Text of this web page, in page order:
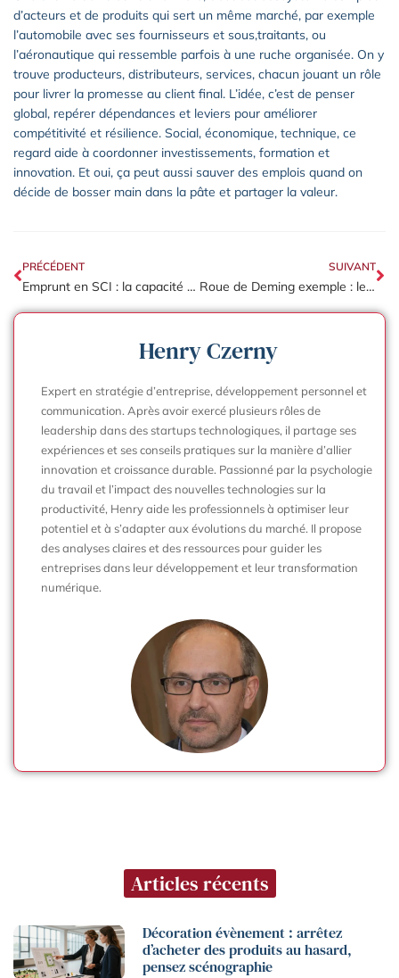
d’acteurs et de produits qui sert un même marché, par exemple
l’automobile avec ses fournisseurs et sous,traitants, ou
l’aéronautique qui ressemble parfois à une ruche organisée. On y
trouve producteurs, distributeurs, services, chacun jouant un rôle
pour livrer la promesse au client final. L’idée, c’est de penser
global, repérer dépendances et leviers pour améliorer
compétitivité et résilience. Social, économique, technique, ce
regard aide à coordonner investissements, formation et
innovation. Et oui, ça peut aussi sauver des emplois quand on
décide de bosser main dans la pâte et partager la valeur.
PRÉCÉDENT
Emprunt en SCI : la capacité d’emprunt, comment la calculer ?
SUIVANT
Roue de Deming exemple : les 7 cas concrets pour l’entreprise
Henry Czerny
Expert en stratégie d’entreprise, développement personnel et
communication. Après avoir exercé plusieurs rôles de
leadership dans des startups technologiques, il partage ses
expériences et ses conseils pratiques sur la manière d’allier
innovation et croissance durable. Passionné par la psychologie
du travail et l’impact des nouvelles technologies sur la
productivité, Henry aide les professionnels à optimiser leur
potentiel et à s’adapter aux évolutions du marché. Il propose
des analyses claires et des ressources pour guider les
entreprises dans leur développement et leur transformation
numérique.
Articles récents
Décoration évènement : arrêtez
d’acheter des produits au hasard,
pensez scénographie